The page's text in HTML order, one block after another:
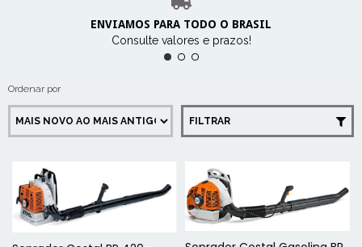
ENVIAMOS PARA TODO O BRASIL
Consulte valores e prazos!
Ordenar por
FILTRAR